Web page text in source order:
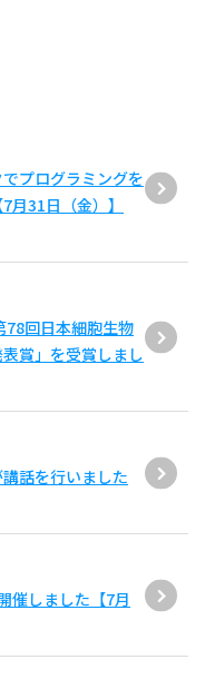
プログラミングを
31日（金）】
78回日本細胞生物
賞」を受賞しまし
話を行いました
催しました【7月